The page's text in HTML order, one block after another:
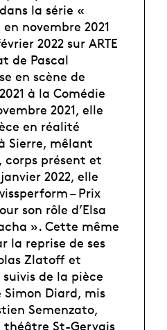
la série «
novembre 2021
2022 sur ARTE
de Pascal
en scène de
à la Comédie
2021, elle
en réalité
Sierre, mêlant
présent et
2022, elle
– Prix
son rôle d’Elsa
». Cette même
la reprise de ses
Zlatoff et
de la pièce
Simon Diard, mis
Semenzato,
St-Gervais